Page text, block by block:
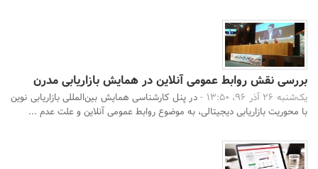
بررسی نقش روابط عمومی آنلاین در همایش بازاریابی مدرن
یک‌شنبه 26 آذر 96، 13:50 -
در پنل کارشناسی همایش بین‌المللی بازاریابی نوین
با محوریت بازاریابی دیجیتالی، به موضوع روابط عمومی آنلاین و علت عدم ...